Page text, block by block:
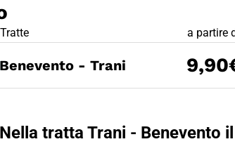
Tratte a partire
Benevento - Trani
Nella tratta Trani - Benevento